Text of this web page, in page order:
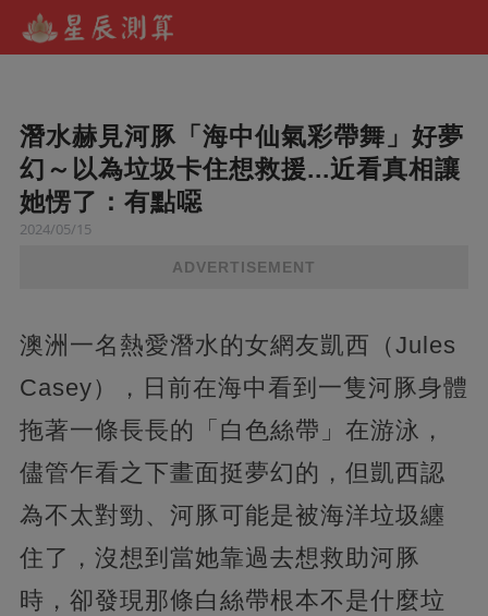
潛水赫見河豚「海中仙氣彩帶舞」好夢
幻～以為垃圾卡住想救援...近看真相讓
她愣了：有點噁
2024/05/15
ADVERTISEMENT
澳洲一名熱愛潛水的女網友凱西（Jules
Casey），日前在海中看到一隻河豚身體
拖著一條長長的「白色絲帶」在游泳，
儘管乍看之下畫面挺夢幻的，但凱西認
為不太對勁、河豚可能是被海洋垃圾纏
住了，沒想到當她靠過去想救助河豚
時，卻發現那條白絲帶根本不是什麼垃